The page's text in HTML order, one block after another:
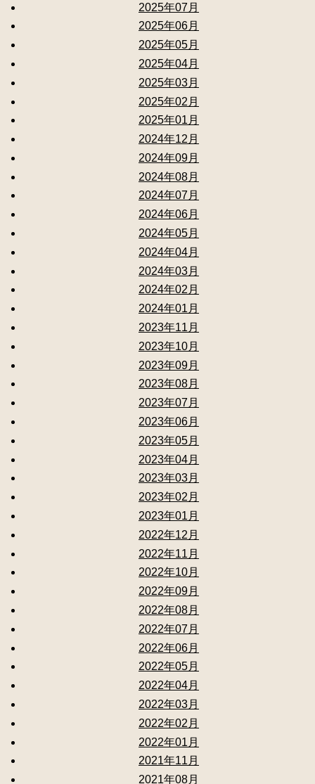
2025年07月
2025年06月
2025年05月
2025年04月
2025年03月
2025年02月
2025年01月
2024年12月
2024年09月
2024年08月
2024年07月
2024年06月
2024年05月
2024年04月
2024年03月
2024年02月
2024年01月
2023年11月
2023年10月
2023年09月
2023年08月
2023年07月
2023年06月
2023年05月
2023年04月
2023年03月
2023年02月
2023年01月
2022年12月
2022年11月
2022年10月
2022年09月
2022年08月
2022年07月
2022年06月
2022年05月
2022年04月
2022年03月
2022年02月
2022年01月
2021年11月
2021年08月